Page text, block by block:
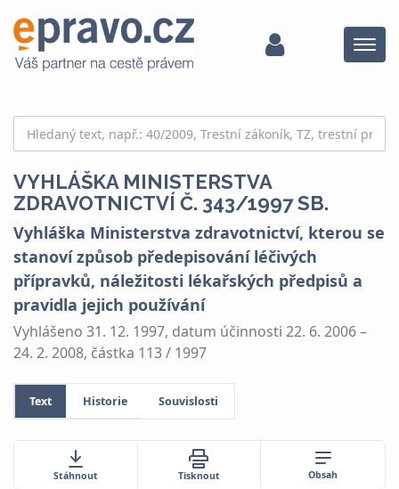
Menu
VYHLÁŠKA MINISTERSTVA
ZDRAVOTNICTVÍ Č. 343/1997 SB.
Vyhláška Ministerstva zdravotnictví, kterou se
stanoví způsob předepisování léčivých
přípravků, náležitosti lékařských předpisů a
pravidla jejich používání
Vyhlášeno 31. 12. 1997, datum účinnosti 22. 6. 2006 –
24. 2. 2008, částka 113 / 1997
Text Historie Souvislosti
Stáhnout Tisknout Obsah